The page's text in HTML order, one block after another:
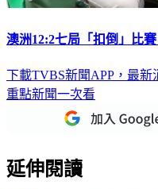
澳洲12:2七局「扣倒」比
下載TVBS新聞APP，最新
重點新聞一次看
延伸閱讀